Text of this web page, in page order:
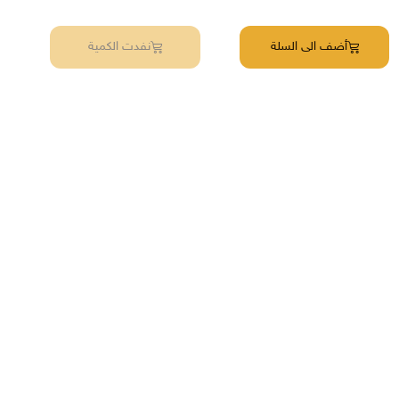
أضف الى السلة نفدت الكمية